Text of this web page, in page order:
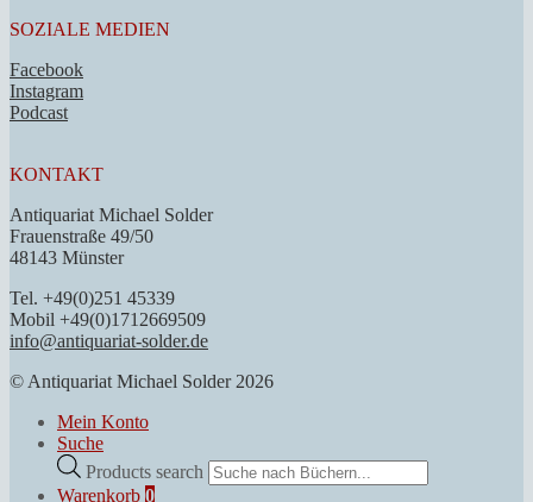
SOZIALE MEDIEN
Facebook
Instagram
Podcast
KONTAKT
Antiquariat Michael Solder
Frauenstraße 49/50
48143 Münster
Tel. +49(0)251 45339
Mobil +49(0)1712669509
info@antiquariat-solder.de
© Antiquariat Michael Solder 2026
Mein Konto
Suche
Products search
Warenkorb 0